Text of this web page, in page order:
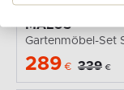
MALUS
289 € 339 €